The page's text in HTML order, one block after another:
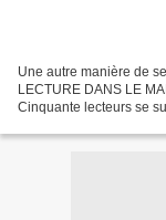
Une autre manière de
LECTURE DANS LE
Cinquante lecteurs se